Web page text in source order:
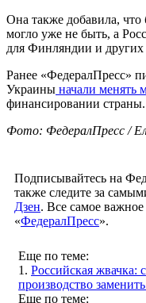
Она также добавила,
могло уже не быть, а
для Финляндии и
Ранее «ФедералПресс»
Украины начали менять
финансировании страны.
Фото: ФедералПресс /
Подписывайтесь на
также следите за
Дзен. Все самое
«ФедералПресс».
Еще по теме:
1. Российская жвачка:
производство
Еще по теме: